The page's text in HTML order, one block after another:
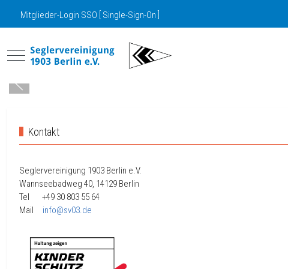
Mitglieder-Login SSO [ Single-Sign-On ]
Mobile Menu Toggle
Kontakt
Seglervereinigung 1903 Berlin e.V.
Wannseebadweg 40, 14129 Berlin
Tel +49 30 803 55 64
Mail info@sv03.de